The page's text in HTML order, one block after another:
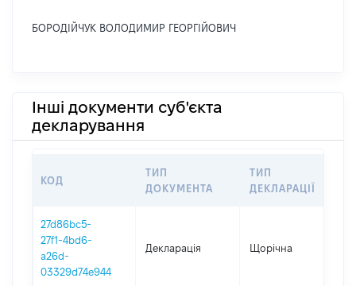
БОРОДІЙЧУК ВОЛОДИМИР ГЕОРГІЙОВИЧ
Інші документи суб'єкта
декларування
КОД
ТИП
ДОКУМЕНТА
ТИП
ДЕКЛАРАЦІЇ
27d86bc5-
27f1-4bd6-
a26d-
03329d74e944
Декларація Щорічна